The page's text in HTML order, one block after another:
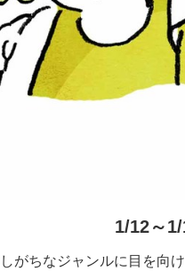
1/12～
がちなジャンルに目を向